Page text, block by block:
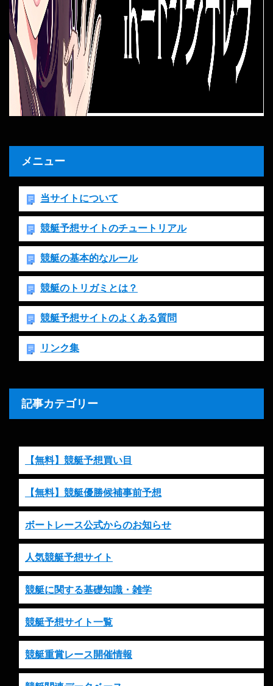
メニュー
当サイトについて
競艇予想サイトのチュートリアル
競艇の基本的なルール
競艇のトリガミとは？
競艇予想サイトのよくある質問
リンク集
記事カテゴリー
【無料】競艇予想買い目
【無料】競艇優勝候補事前予想
ボートレース公式からのお知らせ
人気競艇予想サイト
競艇に関する基礎知識・雑学
競艇予想サイト一覧
競艇重賞レース開催情報